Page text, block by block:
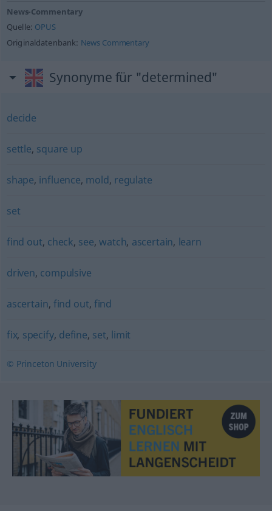
News-Commentary
Quelle: OPUS
Originaldatenbank: News Commentary
Synonyme für "determined"
decide
settle, square up
shape, influence, mold, regulate
set
find out, check, see,watch, ascertain, learn
driven, compulsive
ascertain, find out, find
fix, specify, define, set, limit
© Princeton University